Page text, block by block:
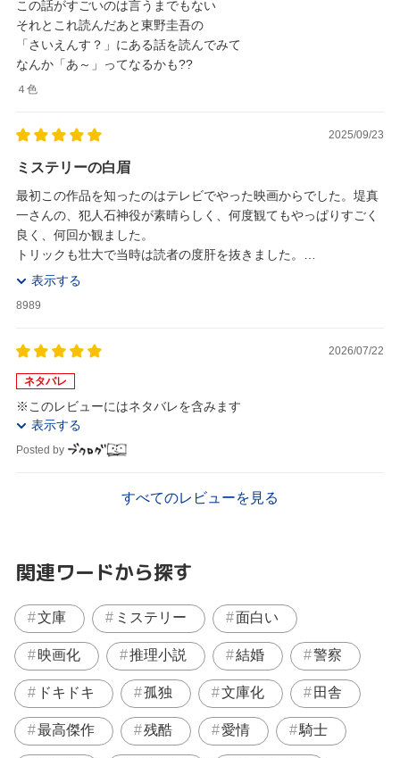
この話がすごいのは言うまでもない
それとこれ読んだあと東野圭吾の
「さいえんす？」にある話を読んでみて
なんか「あ～」ってなるかも??
４色
2025/09/23
ミステリーの白眉
最初この作品を知ったのはテレビでやった映画からでした。堤真
一さんの、犯人石神役が素晴らしく、何度観てもやっぱりすごく
良く、何回か観ました。
トリックも壮大で当時は読者の度肝を抜きました。
登場するキャラクターは良くも悪くも個性的でストーリーに引き
表示する
8989
2026/07/22
ネタバレ
※このレビューにはネタバレを含みます
表示する
Posted by
すべてのレビューを見る
関連ワードから探す
文庫 ミステリー 面白い
映画化 推理小説 結婚 警察
ドキドキ 孤独 文庫化 田舎
最高傑作 残酷 愛情 騎士